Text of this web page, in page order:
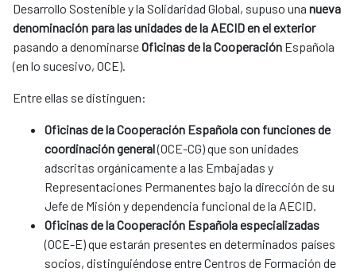
Desarrollo Sostenible y la Solidaridad Global, supuso una nueva
denominación para las unidades de la AECID en el exterior
pasando a denominarseOficinas de la Cooperación Española
(en lo sucesivo, OCE).
Entre ellas se distinguen:
Oficinas de la Cooperación Española con funciones de
coordinación general(OCE-CG) que son unidades
adscritas orgánicamente a las Embajadas y
Representaciones Permanentes bajo la dirección de su
Jefe de Misión y dependencia funcional de la AECID.
Oficinas de la Cooperación Española especializadas
(OCE-E) que estarán presentes en determinados países
socios, distinguiéndose entre Centros de Formación de